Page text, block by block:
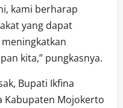
kami berharap
yang dapat
kita,” pungkasnya.
Bupati Ikfina
Kabupaten Mojokerto